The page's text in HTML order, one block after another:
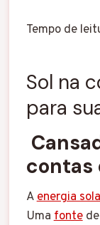
Tempo de
Sol na
para
contas
Aenergia
Umafontede